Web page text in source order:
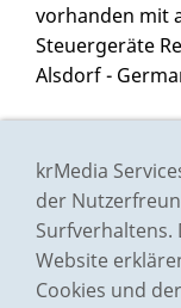
vorhanden mit
Steuergeräte
Alsdorf -
Impressum
Preisliste
AGB
Datenschutz
Bildernachweis
krMedia
der
Website
Cookies und